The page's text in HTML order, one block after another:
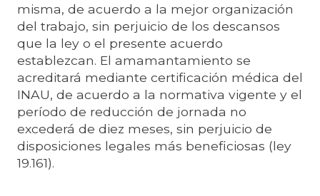
misma, de acuerdo a la mejor organización
del trabajo, sin perjuicio de los descansos
que la ley o el presente acuerdo
establezcan. El amamantamiento se
acreditará mediante certificación médica del
INAU, de acuerdo a la normativa vigente y el
período de reducción de jornada no
excederá de diez meses, sin perjuicio de
disposiciones legales más beneficiosas (ley
19.161).